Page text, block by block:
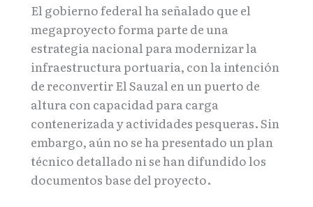
El gobierno federal ha señalado que el
megaproyecto forma parte de una
estrategia nacional para modernizar la
infraestructura portuaria, con la intención
de reconvertir El Sauzal en un puerto de
altura con capacidad para carga
contenerizada y actividades pesqueras. Sin
embargo, aún no se ha presentado un plan
técnico detallado ni se han difundido los
documentos base del proyecto.